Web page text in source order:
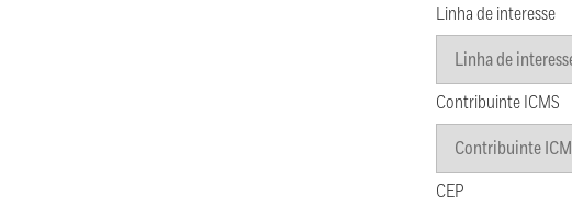
Linha de interesse
Contribuinte ICMS
CEP